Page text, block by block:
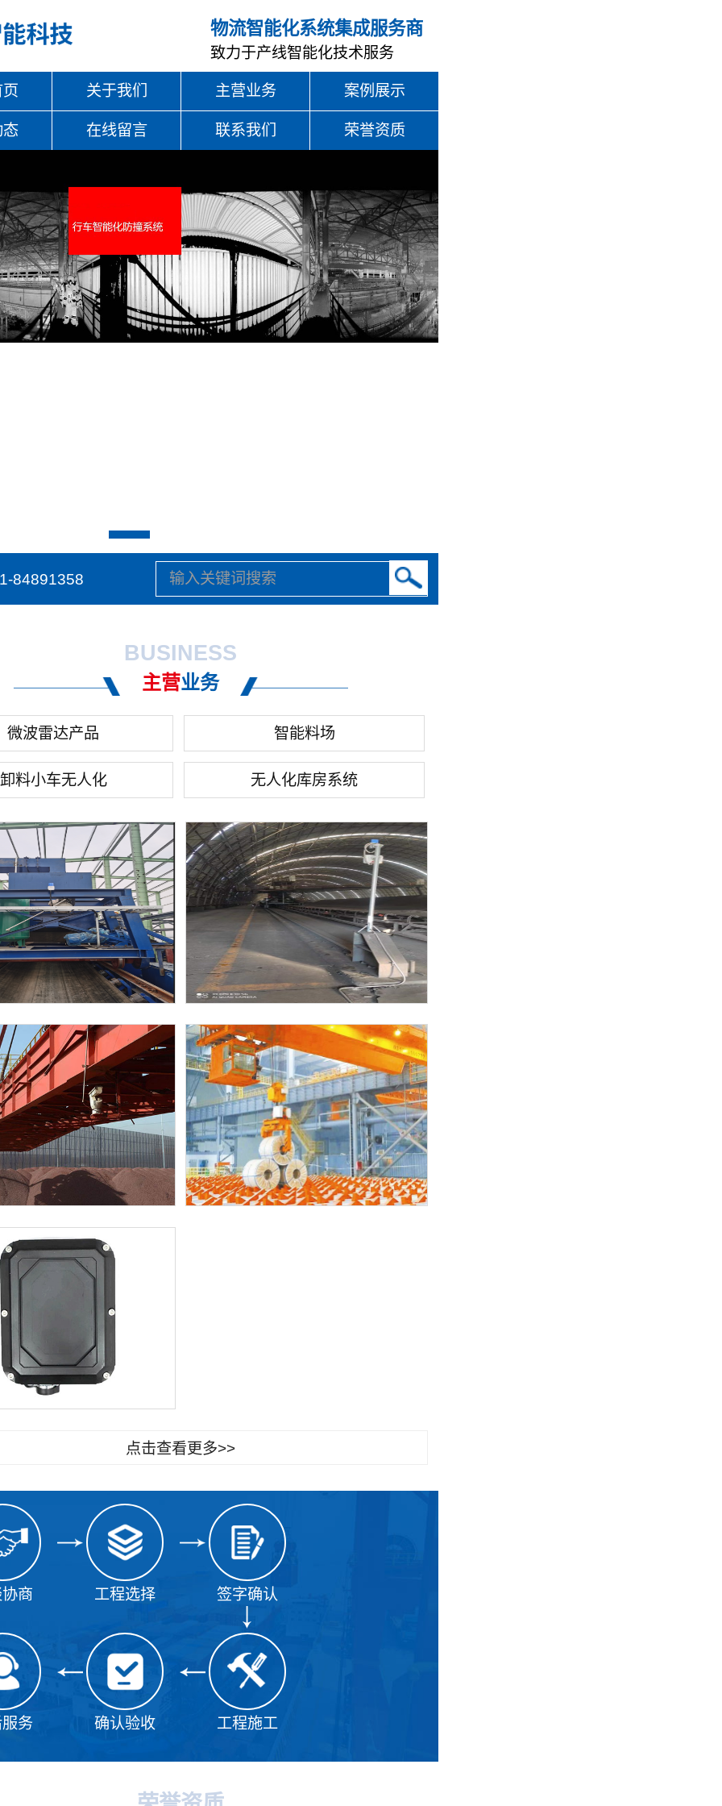
物流智能化系统集成服务商
致力于产线智能化技术服务
关于我们 主营业务 案例展示
在线留言 联系我们 荣誉资质
84891358
BUSINESS
主营业务
微波雷达产品 智能料场
卸料小车无人化 无人化库房系统
点击查看更多>>
商 工程选择 签字确认
务 确认验收 工程施工